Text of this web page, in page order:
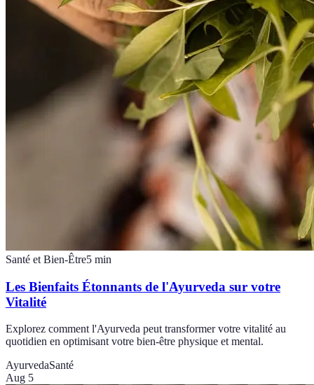
Santé et Bien-Être5 min
Les Bienfaits Étonnants de l'Ayurveda sur votre
Vitalité
Explorez comment l'Ayurveda peut transformer votre vitalité au
quotidien en optimisant votre bien-être physique et mental.
AyurvedaSanté
Aug 5